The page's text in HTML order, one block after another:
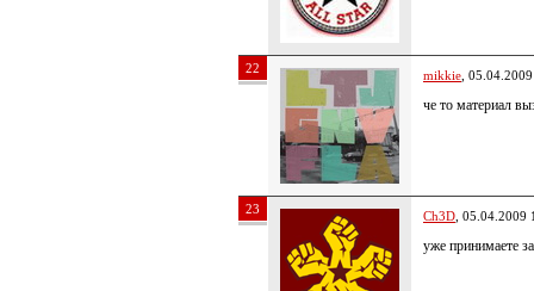
22 mikkie ,
че то материал
23 Ch3D , 05.04.2009
уже принимаете